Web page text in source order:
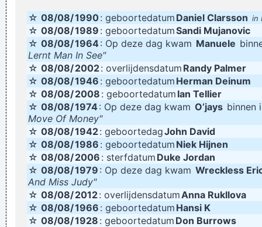
de meeste wind waait weg
In grote lijnen was de levensloop van die twee
cokeverslaafden quasi gelijk
Hij hit zien vod tow gepitst
Denk an mich und lass ein fliegen
Verknoei je tijd op een nuttige manier!
Geej se lèllike voel hod!
☆ 08/08/1990: geboortedatum Daniel Clarsson in
☆ 08/08/1989 : geboortedatumSandi Mujanovic
☆ 08/08/1964 : Op deze dag kwam Manuele
Lernt Man In See"
☆ 08/08/2002: overlijdensdatum Randy Palmer
☆ 08/08/1946 : geboortedatum Herman Deinum
☆ 08/08/2008 : geboortedatum Ian Tellier
☆ 08/08/1974 : Op deze dag kwam O’jays binnen
Move Of Money"
☆ 08/08/1942: geboortedagJohn David
☆ 08/08/1986 : geboortedatum Niek Hijnen
☆ 08/08/2006 : sterfdatum Duke Jordan
☆ 08/08/1979 : Op deze dag kwam Wreckless
And Miss Judy"
☆ 08/08/2012: overlijdensdatumAnna Rukllova
☆ 08/08/1966 : geboortedatum Hansi K
☆ 08/08/1928 : geboortedatum Don Burrows